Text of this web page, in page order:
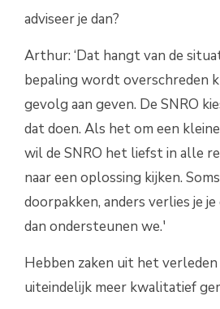
adviseer je dan?
Arthur: ‘Dat hangt van de
bepaling wordt overschreden
gevolg aan geven. De SNRO
dat doen. Als het om een
wil de SNRO het liefst in alle
naar een oplossing kijken.
doorpakken, anders verlies je
dan ondersteunen we.'
Hebben zaken uit het verleden
uiteindelijk meer kwalitatief